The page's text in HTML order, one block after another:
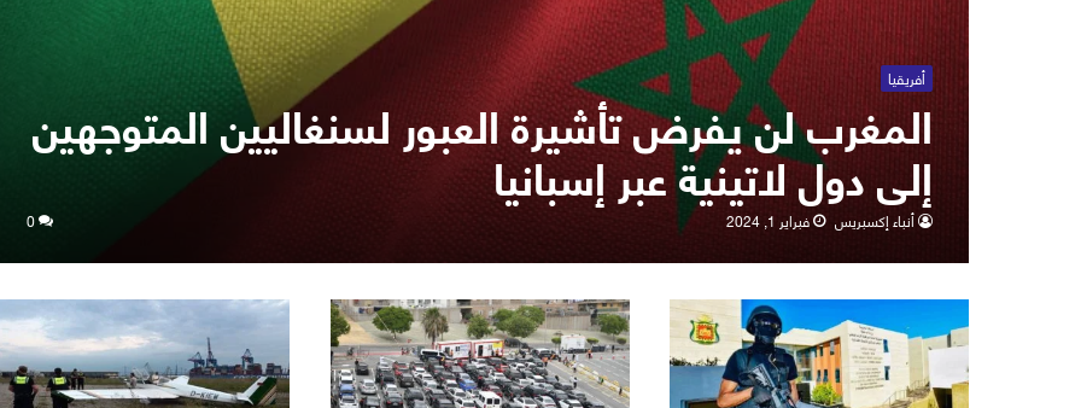
أفريقيا
المغرب لن يفرض تأشيرة العبور لسنغاليين المتوجهين
إلى دول لاتينية عبر إسبانيا
أنباء إكسبريس فبراير 1, 2024 0